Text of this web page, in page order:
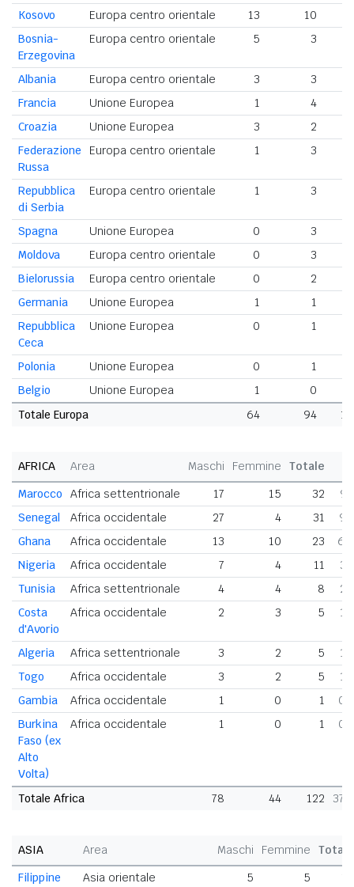
Kosovo
Europa centro orientale 13 10
Bosnia-
Erzegovina
Europa centro orientale 5 3
Albania Europa centro orientale 3 3
Francia
Unione Europea 1 4
Croazia
Unione Europea 3 2
Federazione
Russa
Europa centro orientale 1 3
Repubblica
di Serbia
Europa centro orientale 1 3
Spagna Unione Europea 0
3
Moldova
Europa centro orientale 0
3
Bielorussia
Europa centro orientale 0
2
Germania
Unione Europea 1
1
Repubblica
Ceca
Unione Europea 0 1
Polonia Unione Europea 0
1
Belgio
Unione Europea 1
0
Totale Europa
64 94
AFRICA Area Maschi Femmine
Totale
Marocco
Africa settentrionale 17 15 32
Senegal
Africa occidentale 27 4 31
Ghana
Africa occidentale 13 10 23
Nigeria
Africa occidentale 7 4 11
Tunisia
Africa settentrionale 4 4 8
Costa
d'Avorio
Africa occidentale 2 3 5
Algeria Africa settentrionale 3 2 5
Togo
Africa occidentale 3 2 5
Gambia
Africa occidentale 1 0 1
Burkina
Faso (ex
Alto
Volta)
Africa occidentale 1 0 1
Totale Africa 78 44 122
ASIA Area Maschi Femmine
Totale
Filippine
Asia orientale 5 5